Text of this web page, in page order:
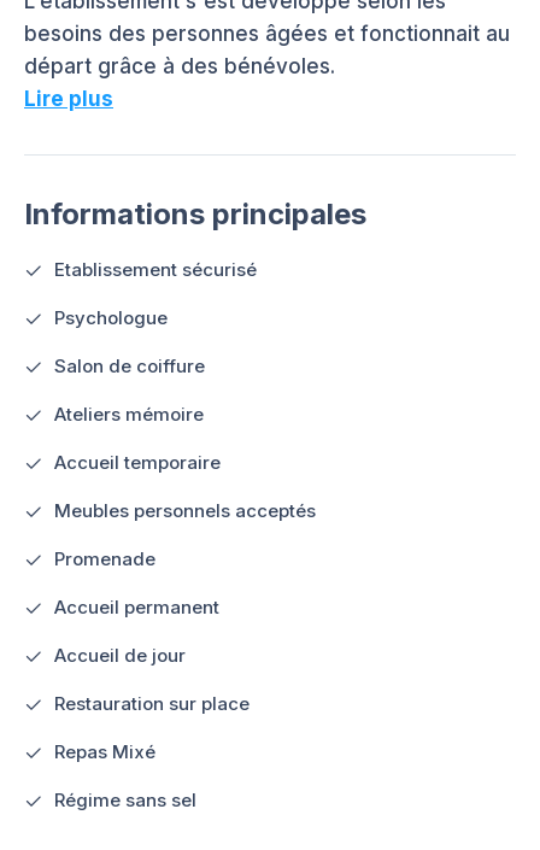
besoins des personnes âgées et fonctionnait au
départ grâce à des bénévoles.
Lire plus
Informations principales
Etablissement sécurisé
Psychologue
Salon de coiffure
Ateliers mémoire
Accueil temporaire
Meubles personnels acceptés
Promenade
Accueil permanent
Accueil de jour
Restauration sur place
Repas Mixé
Régime sans sel